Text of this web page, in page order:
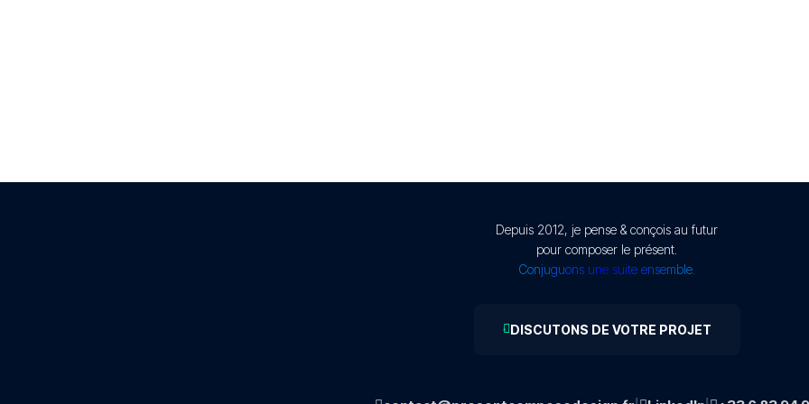
Depuis 2012, je pense & conçois au futur
pour composer le présent.
Conjuguons une suite ensemble.
DISCUTONS DE VOTRE PROJET